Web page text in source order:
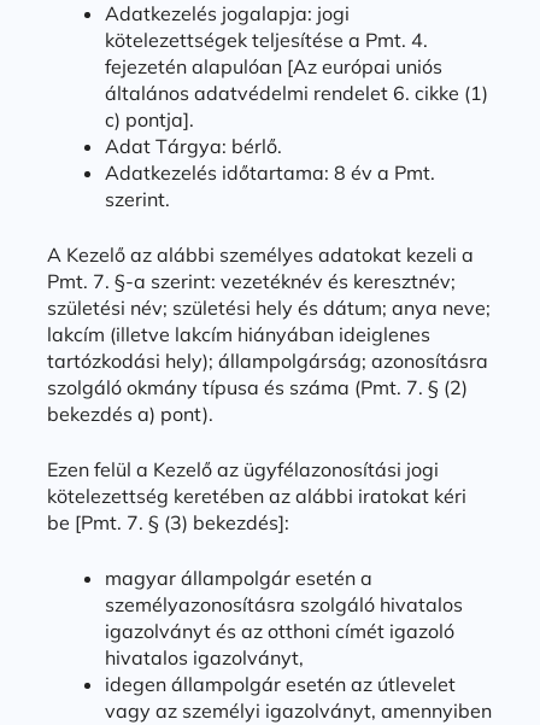
Adatkezelés jogalapja: jogi
kötelezettségek teljesítése a Pmt. 4.
fejezetén alapulóan [Az európai uniós
általános adatvédelmi rendelet 6. cikke (1)
c) pontja].
Adat Tárgya: bérlő.
Adatkezelés időtartama: 8 év a Pmt.
szerint.
A Kezelő az alábbi személyes adatokat kezeli a
Pmt. 7. §-a szerint: vezetéknév és keresztnév;
születési név; születési hely és dátum; anya neve;
lakcím (illetve lakcím hiányában ideiglenes
tartózkodási hely); állampolgárság; azonosításra
szolgáló okmány típusa és száma (Pmt. 7. § (2)
bekezdés a) pont).
Ezen felül a Kezelő az ügyfélazonosítási jogi
kötelezettség keretében az alábbi iratokat kéri
be [Pmt. 7. § (3) bekezdés]:
magyar állampolgár esetén a
személyazonosításra szolgáló hivatalos
igazolványt és az otthoni címét igazoló
hivatalos igazolványt,
idegen állampolgár esetén az útlevelet
vagy az személyi igazolványt, amennyiben